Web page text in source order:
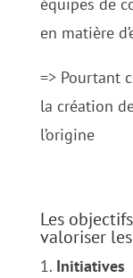
équipes de
en matière
=> Pourtant
la création
l’origine
Les
valoriser
Initiatives